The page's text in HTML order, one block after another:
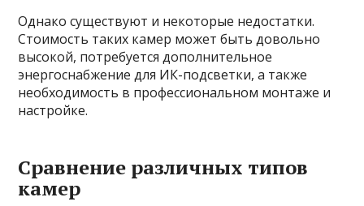
Однако существуют и некоторые недостатки.
Стоимость таких камер может быть довольно
высокой, потребуется дополнительное
энергоснабжение для ИК-подсветки, а также
необходимость в профессиональном монтаже и
настройке.
Сравнение различных типов
камер